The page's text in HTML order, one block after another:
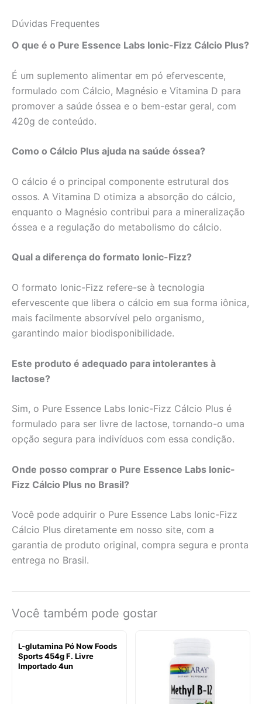
Dúvidas Frequentes
O que é o Pure Essence Labs Ionic-Fizz Cálcio Plus?
É um suplemento alimentar em pó efervescente,
formulado com Cálcio, Magnésio e Vitamina D para
promover a saúde óssea e o bem-estar geral, com
420g de conteúdo.
Como o Cálcio Plus ajuda na saúde óssea?
O cálcio é o principal componente estrutural dos
ossos. A Vitamina D otimiza a absorção do cálcio,
enquanto o Magnésio contribui para a mineralização
óssea e a regulação do metabolismo do cálcio.
Qual a diferença do formato Ionic-Fizz?
O formato Ionic-Fizz refere-se à tecnologia
efervescente que libera o cálcio em sua forma iônica,
mais facilmente absorvível pelo organismo,
garantindo maior biodisponibilidade.
Este produto é adequado para intolerantes à
lactose?
Sim, o Pure Essence Labs Ionic-Fizz Cálcio Plus é
formulado para ser livre de lactose, tornando-o uma
opção segura para indivíduos com essa condição.
Onde posso comprar o Pure Essence Labs Ionic-
Fizz Cálcio Plus no Brasil?
Você pode adquirir o Pure Essence Labs Ionic-Fizz
Cálcio Plus diretamente em nosso site, com a
garantia de produto original, compra segura e pronta
entrega no Brasil.
Você também pode gostar
L-glutamina Pó Now Foods
Sports 454g F. Livre
Importado 4un